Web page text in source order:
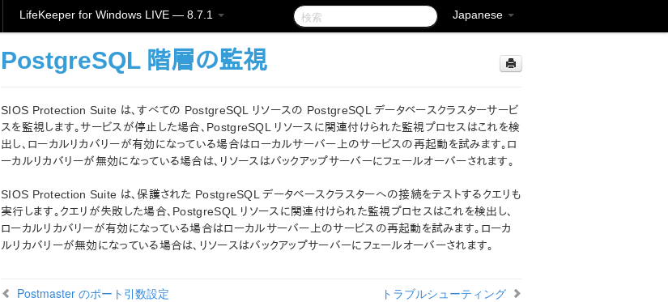
Japanese
LifeKeeper for Windows LIVE — 8.7.1
PostgreSQL 階層の監視
SIOS Protection Suite は、すべての PostgreSQL リソースの PostgreSQL データベースクラスターサービ
スを監視します。サービスが停止した場合、PostgreSQL リソースに関連付けられた監視プロセスはこれを検
出し、ローカルリカバリーが有効になっている場合はローカルサーバー上のサービスの再起動を試みます。ロ
ーカルリカバリーが無効になっている場合は、リソースはバックアップサーバーにフェールオーバーされます。
SIOS Protection Suite は、保護された PostgreSQL データベースクラスターへの接続をテストするクエリも
実行します。クエリが失敗した場合、PostgreSQL リソースに関連付けられた監視プロセスはこれを検出し、
ローカルリカバリーが有効になっている場合はローカルサーバー上のサービスの再起動を試みます。ローカ
ルリカバリーが無効になっている場合は、リソースはバックアップサーバーにフェールオーバーされます。
Postmaster のポート引数設定 トラブルシューティング